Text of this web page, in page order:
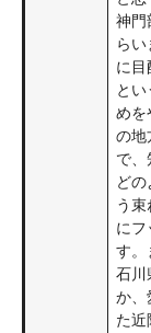
神門
ら
に目
と
めを
の地
で、
ど
う
にフ
す。
石川
か、
た近